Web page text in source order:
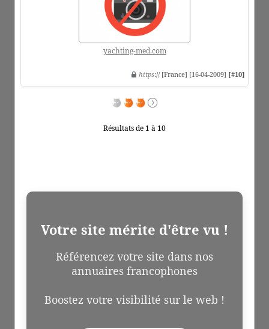
yachting-med.com
https:// [France] [16-04-2009] [#10]
Résultats de 1 à 10
Votre site mérite d'être vu !
Référencez votre site dans nos
annuaires francophones
Boostez votre visibilité sur le web !